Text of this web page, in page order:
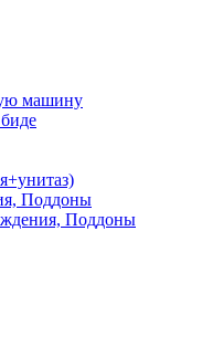
машину
Поддоны
Поддоны